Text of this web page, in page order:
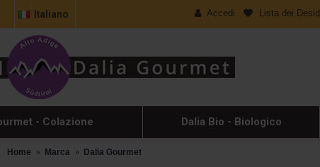
Italiano Accedi Lista dei
- Colazione Dalia Bio - Biologico
Home Marca Dalia Gourmet